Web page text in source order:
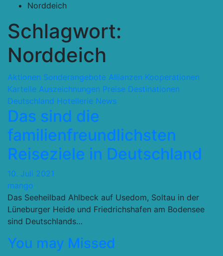
Norddeich
Schlagwort:
Norddeich
Aktionen Sonderangebote Allianzen Kooperationen
Kartelle Auszeichnungen Preise Destinationen
Deutschland Hotellerie News
Das sind die
familienfreundlichsten
Reiseziele in Deutschland
10. Juli 2021
mango
Das Seeheilbad Ahlbeck auf Usedom, Soltau in der
Lüneburger Heide und Friedrichshafen am Bodensee
sind Deutschlands…
You may Missed